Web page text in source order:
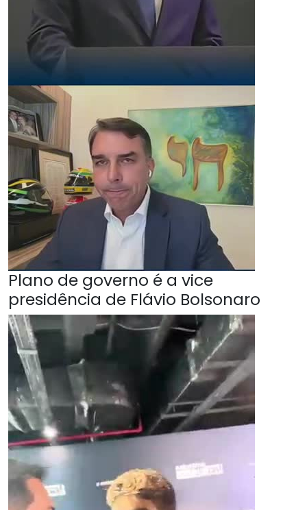
Plano de governo é a vice
presidência de Flávio Bolsonaro